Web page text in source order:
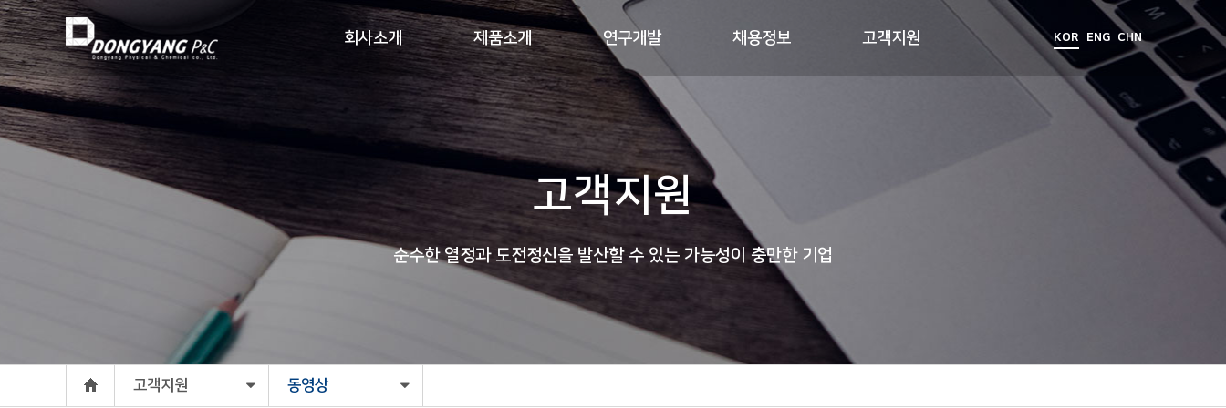
회사소개 제품소개 연구개발 채용정보 고객지원 KOR ENG CHN
고객지원
순수한 열정과 도전정신을 발산할 수 있는 가능성이 충만한 기업
고객지원 동영상